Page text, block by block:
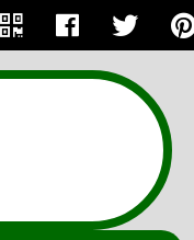
GIGI61